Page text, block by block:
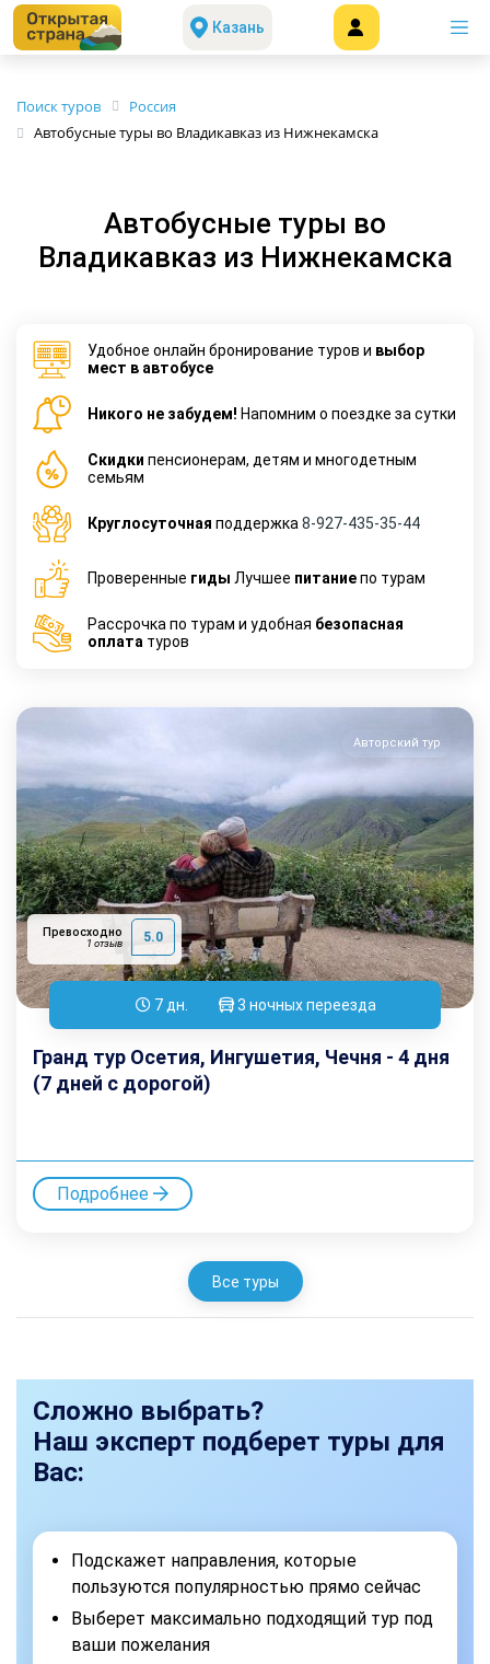
Казань
Поиск туров
Россия
Автобусные туры во Владикавказ из Нижнекамска
Автобусные туры во
Владикавказ из Нижнекамска
Удобное онлайн бронирование туров и выбор
мест в автобусе
Никого не забудем! Напомним о поездке за сутки
Cкидки пенсионерам, детям и многодетным
семьям
Круглосуточная поддержка 8-927-435-35-44
Проверенные гиды Лучшее питаниепо турам
Рассрочка по турам и удобная безопасная
оплата туров
Превосходно
1 отзыв 5.0
Авторский тур
7 дн. 3 ночных переезда
Гранд тур Осетия, Ингушетия, Чечня - 4 дня
(7 дней с дорогой)
Подробнее
Все туры
Сложно выбрать?
Наш эксперт подберет туры для
Вас:
Подскажет направления, которые
пользуются популярностью прямо сейчас
Выберет максимально подходящий тур под
ваши пожелания